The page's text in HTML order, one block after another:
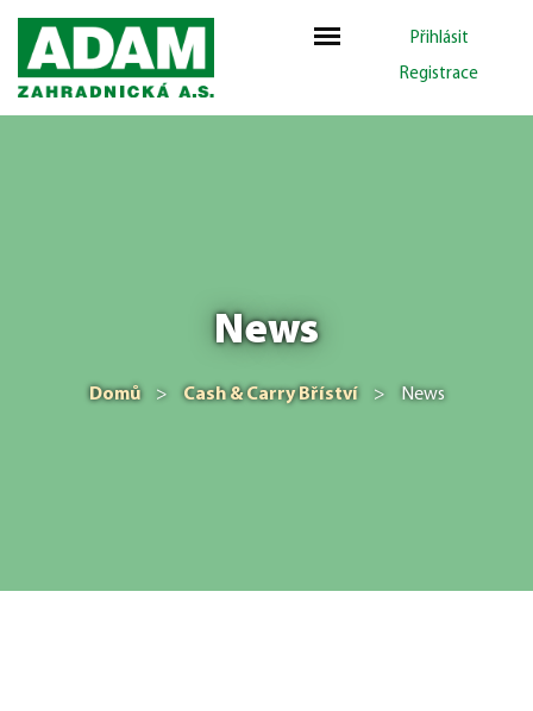
Přihlásit
Registrace
News
Domů > Cash & Carry Bříství > News